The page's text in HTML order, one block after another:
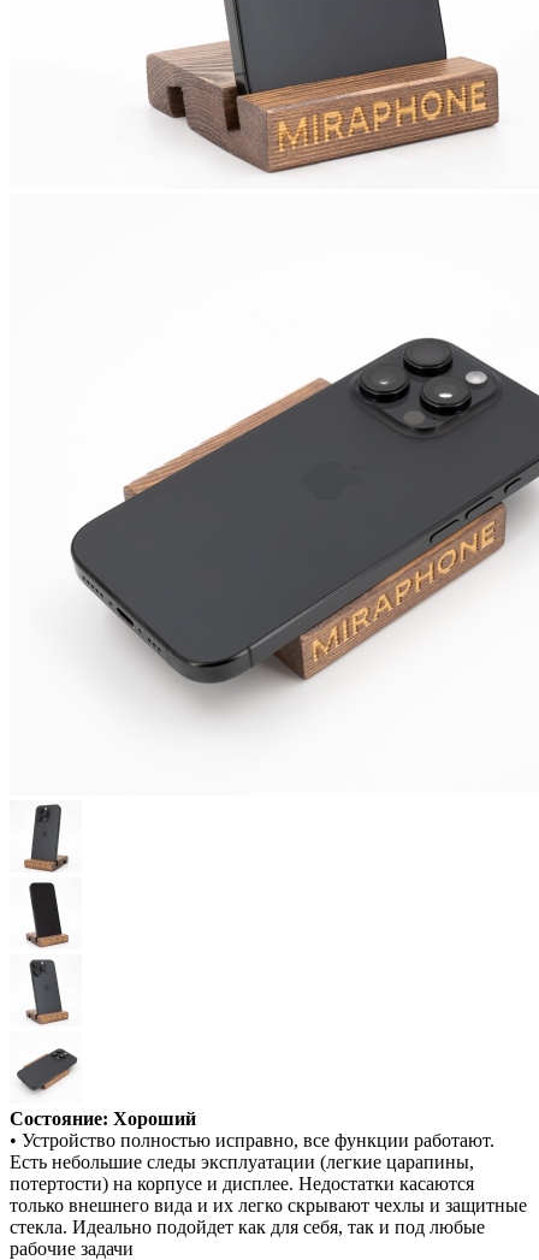
Состояние: Хороший
• Устройство полностью исправно, все функции работают.
Есть небольшие следы эксплуатации (легкие царапины,
потертости) на корпусе и дисплее. Недостатки касаются
только внешнего вида и их легко скрывают чехлы и защитные
стекла. Идеально подойдет как для себя, так и под любые
рабочие задачи